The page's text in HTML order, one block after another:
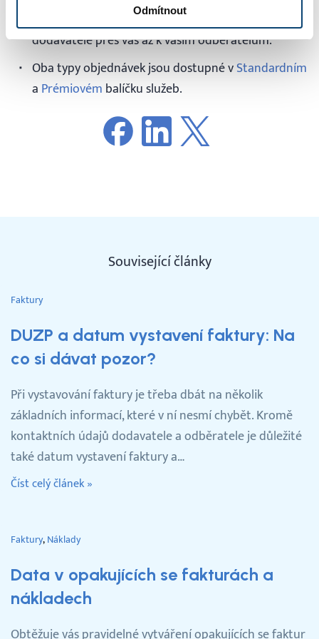
Odmítnout
cestu nakoupeného výrobku / služby od vašeho
dodavatele přes vás až k vašim odběratelům.
Oba typy objednávek jsou dostupné vStandardním
a Prémiovém balíčku služeb.
Související články
Faktury
DUZP a datum vystavení faktury: Na
co si dávat pozor?
Při vystavování faktury je třeba dbát na několik
základních informací, které v ní nesmí chybět. Kromě
kontaktních údajů dodavatele a odběratele je důležité
také datum vystavení faktury a…
Číst celý článek »
Faktury Náklady
Data v opakujících se fakturách a
nákladech
Obtěžuje vás pravidelné vytváření opakujících se faktur